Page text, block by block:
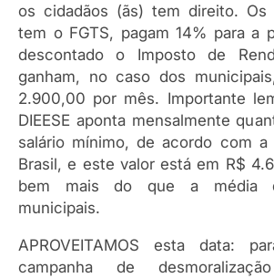
os cidadãos (ãs) tem direito. Os
tem o FGTS, pagam 14% para a
descontado o Imposto de
ganham, no caso dos
2.900,00 por mês. Importante
DIEESE aponta mensalmente
salário mínimo, de acordo com
Brasil, e este valor está em R$
bem mais do que a média
municipais.
APROVEITAMOS esta data:
campanha de